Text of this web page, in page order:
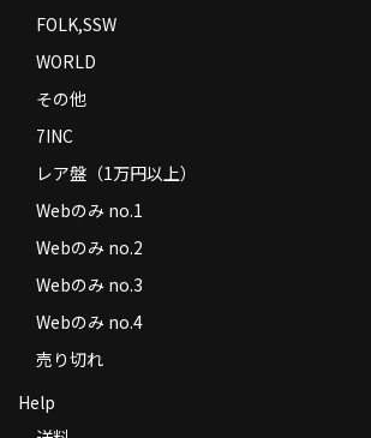
FOLK,SSW
WORLD
その他
7INC
レア盤（1万円以上）
Webのみ no.1
Webのみ no.2
Webのみ no.3
Webのみ no.4
売り切れ
Help